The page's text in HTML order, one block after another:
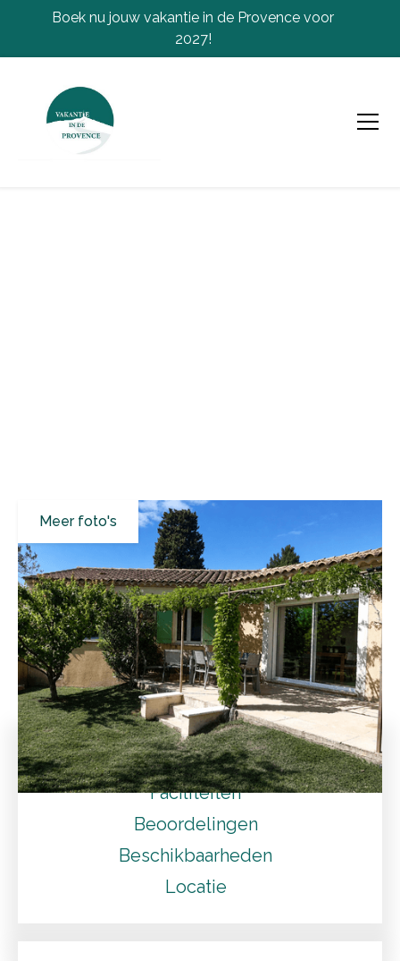
Boek nu jouw vakantie in de Provence voor
2027!
Alle resultaten
Vakantiehuizen
Vaucluse
Vedène
Gezinsvriendelijke vakantiewoning met omheind
privézwembad
Meer foto's
Tarieven
Faciliteiten
Beoordelingen
Beschikbaarheden
Locatie